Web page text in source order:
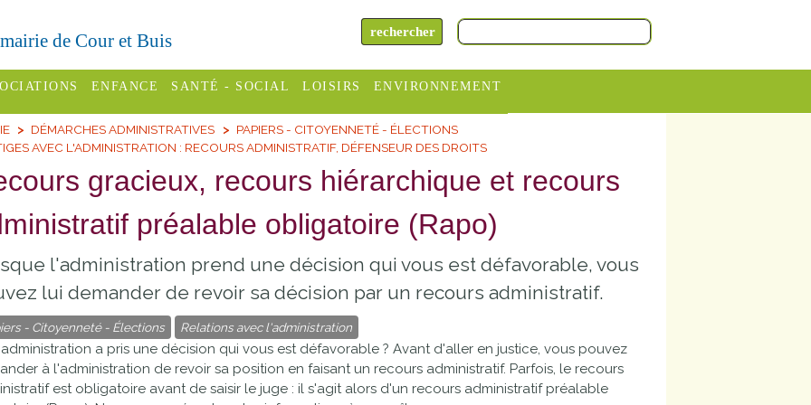
de Cour et Buis
des
ENFANCE
Assistantes
assistante
Pôle petite
enfance
Etablissements
SANTÉ - SOCIAL
Centres
ADMR
Conseil
Le SSIAD
des Trois
LOISIRS
Campings
Offices
de
tourisme
Cinémas
Piscines
Sélection
d'activité
ENVIRONNEMENT
Horaires
Redevance
incitative
SITCOM
DÉMARCHES ADMINISTRATIVES
PAPIERS - CITOYENNETÉ - ÉLECTIONS
AVEC L'ADMINISTRATION : RECOURS ADMINISTRATIF, DÉFENSEUR DES DROITS
gracieux, recours hiérarchique et recours
préalable obligatoire (Rapo)
l'administration prend une décision qui vous est défavorable, vous
lui demander de revoir sa décision par un recours administratif.
- Citoyenneté - Élections Relations avec l'administration
a pris une décision qui vous est défavorable ? Avant d'aller en justice, vous pouvez
à l'administration de revoir sa position en faisant un recours administratif. Parfois, le recours
est obligatoire avant de saisir le juge : il s'agit alors d'un recours administratif préalable